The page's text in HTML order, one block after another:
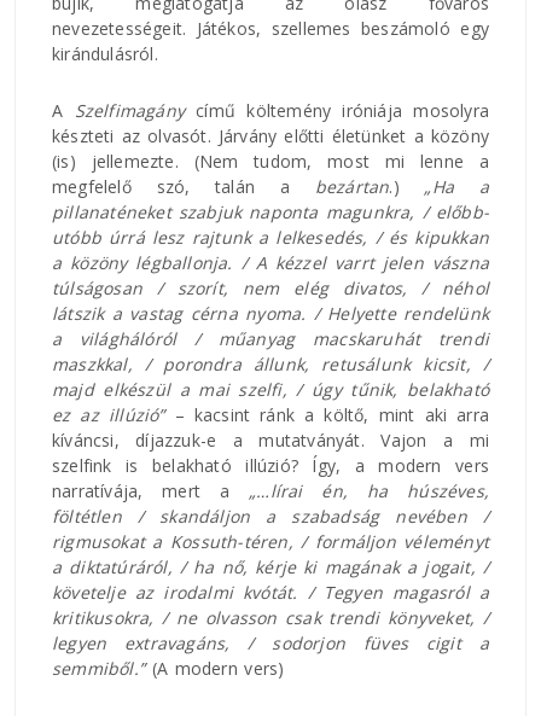
nevezetességeit. Játékos, szellemes beszámoló egy
kirándulásról.
A Szelfimagánycímű költemény iróniája mosolyra
készteti az olvasót. Járvány előtti életünket a közöny
(is) jellemezte. (Nem tudom, most mi lenne a
megfelelő szó, talán a bezártan.) „Ha a
pillanaténeket szabjuk naponta magunkra, / előbb-
utóbb úrrá lesz rajtunk a lelkesedés, / és kipukkan
a közöny légballonja. / A kézzel varrt jelen vászna
túlságosan / szorít, nem elég divatos, / néhol
látszik a vastag cérna nyoma. / Helyette rendelünk
a világhálóról / műanyag macskaruhát trendi
maszkkal, / porondra állunk, retusálunk kicsit, /
majd elkészül a mai szelfi, / úgy tűnik, belakható
ez az illúzió” – kacsint ránk a költő, mint aki arra
kíváncsi, díjazzuk-e a mutatványát. Vajon a mi
szelfink is belakható illúzió? Így, a modern vers
narratívája, mert a „…lírai én, ha húszéves,
föltétlen / skandáljon a szabadság nevében /
rigmusokat a Kossuth-téren, / formáljon véleményt
a diktatúráról, / ha nő, kérje ki magának a jogait, /
követelje az irodalmi kvótát. / Tegyen magasról a
kritikusokra, / ne olvasson csak trendi könyveket, /
legyen extravagáns, / sodorjon füves cigit a
semmiből.”(A modern vers)